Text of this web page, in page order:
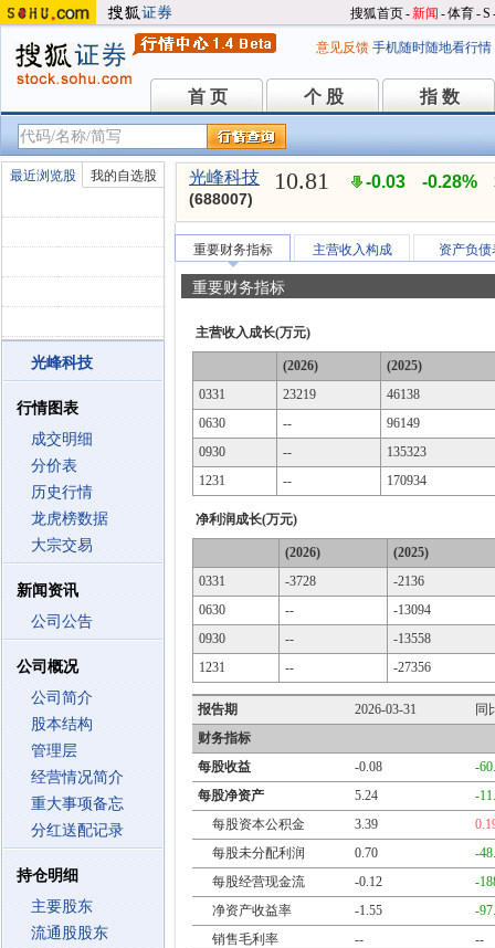
搜狐首页-新闻 -体育-S
意见反馈 手机随时随地看行情
首 页
首 页 个 股
个 股 指 数
指 数
最近浏览股 我的自选股
光峰科技
行情图表
成交明细
分价表
历史行情
龙虎榜数据
大宗交易
新闻资讯
公司公告
公司概况
公司简介
股本结构
管理层
经营情况简介
重大事项备忘
分红送配记录
持仓明细
主要股东
流通股股东
光峰科技
(688007)
10.81 -0.03 -0.28%
重要财务指标 主营收入构成 资产负债
重要财务指标
主营收入成长(万元)
(2026)
(2025)
0331
23219
46138
0630
--
96149
0930
--
135323
1231
-- 170934
净利润成长(万元)
(2026)
(2025)
0331
-3728
-2136
0630
--
-13094
0930
--
-13558
1231
-- -27356
报告期 2026-03-31
同
财务指标
每股收益
-0.08
-
每股净资产
5.24
-
每股资本公积金
3.39
每股未分配利润
0.70
-
每股经营现金流
-0.12
-
净资产收益率
-1.55
-
销售毛利率
--
--